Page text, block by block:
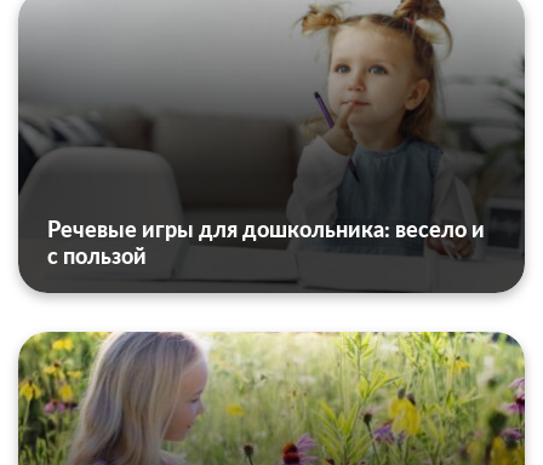
Речевые игры для дошкольника: весело и
с пользой